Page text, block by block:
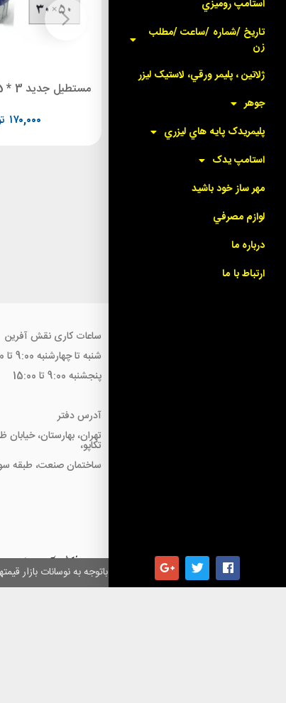
همکاران گرامی باتوجه به نوسانات بازار
استامپ روميزي
تاريخ /شماره /ساعت /مطلب
زن
ژلاتين ، پليمر ورقي، لاستيک ليزر
جوهر
پليمريدک پايه هاي ليزري
استامپ يدک
مهر ساز خود باشيد
لوازم مصرفي
درباره ما
ارتباط با ما
۱۷۰,۰۰۰
ساعات کاری نقش آفرین
شنبه تا چهارشنبه 9:00 تا 18:00
پنجشنبه 9:00 تا 15:00
آدرس دفتر
تهران، بهارستان، خیابان
تکاپو،
ساختمان صنعت، طبقه